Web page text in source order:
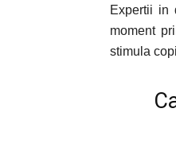
Expertii in
moment
stimula